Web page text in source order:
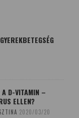
A D-VITAMIN –
ELLEN?
2020/03/20